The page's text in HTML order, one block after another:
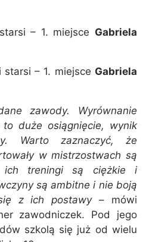
– 1. miejsce Gabriela
– 1. miejsce Gabriela
zawody. Wyrównanie
duże osiągnięcie, wynik
Warto zaznaczyć, że
w mistrzostwach są
ich treningi są ciężkie i
są ambitne i nie boją
z ich postawy– mówi
zawodniczek. Pod jego
szkolą się już od wielu